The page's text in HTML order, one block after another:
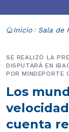
Inicio Sala de
Los
cuenta
SE REALIZÓ LA
DISPUTARÁ EN
POR MINDEPORTE